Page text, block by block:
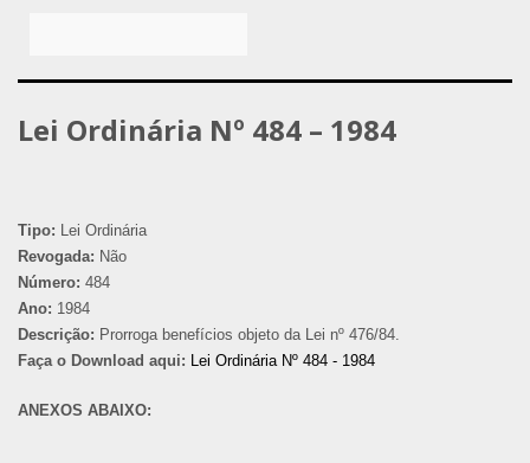
Lei Ordinária Nº 484 – 1984
Tipo: Lei Ordinária
Revogada: Não
Número: 484
Ano: 1984
Descrição: Prorroga benefícios objeto da Lei nº 476/84.
Faça o Download aqui: Lei Ordinária Nº 484 - 1984
ANEXOS ABAIXO: